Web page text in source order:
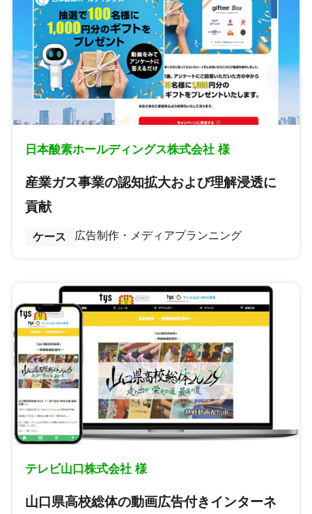
日本酸素ホールディングス株式会社 様
産業ガス事業の認知拡大および理解浸透に
貢献
ケース 広告制作・メディアプランニング
テレビ山口株式会社 様
山口県高校総体の動画広告付きインターネ